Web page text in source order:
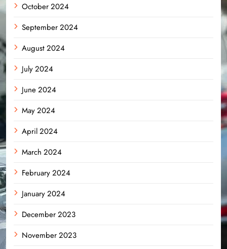
October 2024
September 2024
August 2024
July 2024
June 2024
May 2024
April 2024
March 2024
February 2024
January 2024
December 2023
November 2023